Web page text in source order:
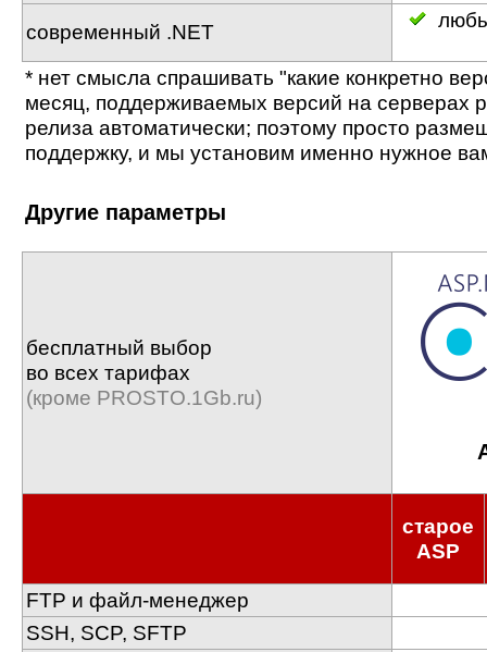
современный .NET
* нет смысла спрашивать "какие конкретно
месяц, поддерживаемых версий на серверах
релиза автоматически; поэтому просто
поддержку, и мы установим именно нужное
Другие параметры
бесплатный выбор
во всех тарифах
(кроме PROSTO.1Gb.ru)
старое
ASP
FTP и файл-менеджер
SSH, SCP, SFTP